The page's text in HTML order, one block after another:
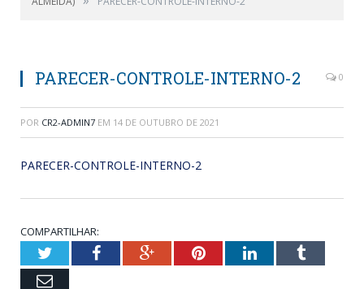
PARECER-CONTROLE-INTERNO-2 0
POR CR2-ADMIN7 EM 14 DE OUTUBRO DE 2021
PARECER-CONTROLE-INTERNO-2
COMPARTILHAR:
TwitterFacebookGoogle+PinterestLinkedInTumblr
Email